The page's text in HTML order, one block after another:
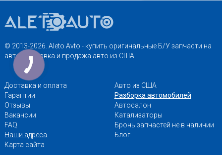
© 2013-2026. Aleto Avto - купить оригинальные Б/У запчасти на
авто. Доставка и продажа авто из США
Доставка и оплата
Гарантии
Отзывы
Вакансии
FAQ
Наши адреса
Карта сайта
Авто из США
Разборка автомобилей
Автосалон
Катализаторы
Бронь запчастей не в наличии
Блог